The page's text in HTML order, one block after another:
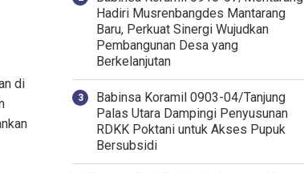
di
Hadiri Musrenbangdes Mantarang
Baru, Perkuat Sinergi Wujudkan
Pembangunan Desa yang
Berkelanjutan
‎Babinsa Koramil 0903-04/Tanjung
Palas Utara Dampingi Penyusunan
RDKK Poktani untuk Akses Pupuk
Bersubsidi